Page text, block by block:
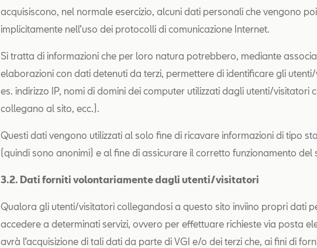
acquisiscono, nel normale esercizio, alcuni dati personali che vengono
implicitamente nell’uso dei protocolli di comunicazione Internet.
Si tratta di informazioni che per loro natura potrebbero, mediante
elaborazioni con dati detenuti da terzi, permettere di identificare gli
es. indirizzo IP, nomi di domini dei computer utilizzati dagli utenti/visitatori
collegano al sito, ecc.).
Questi dati vengono utilizzati al solo fine di ricavare informazioni di tipo
(quindi sono anonimi) e al fine di assicurare il corretto funzionamento del
3.2. Dati forniti volontariamente dagli utenti/visitatori
Qualora gli utenti/visitatori collegandosi a questo sito inviino propri dati
accedere a determinati servizi, ovvero per effettuare richieste via posta
avrà l’acquisizione di tali dati da parte di VGI e/o dei terzi che, ai fini di